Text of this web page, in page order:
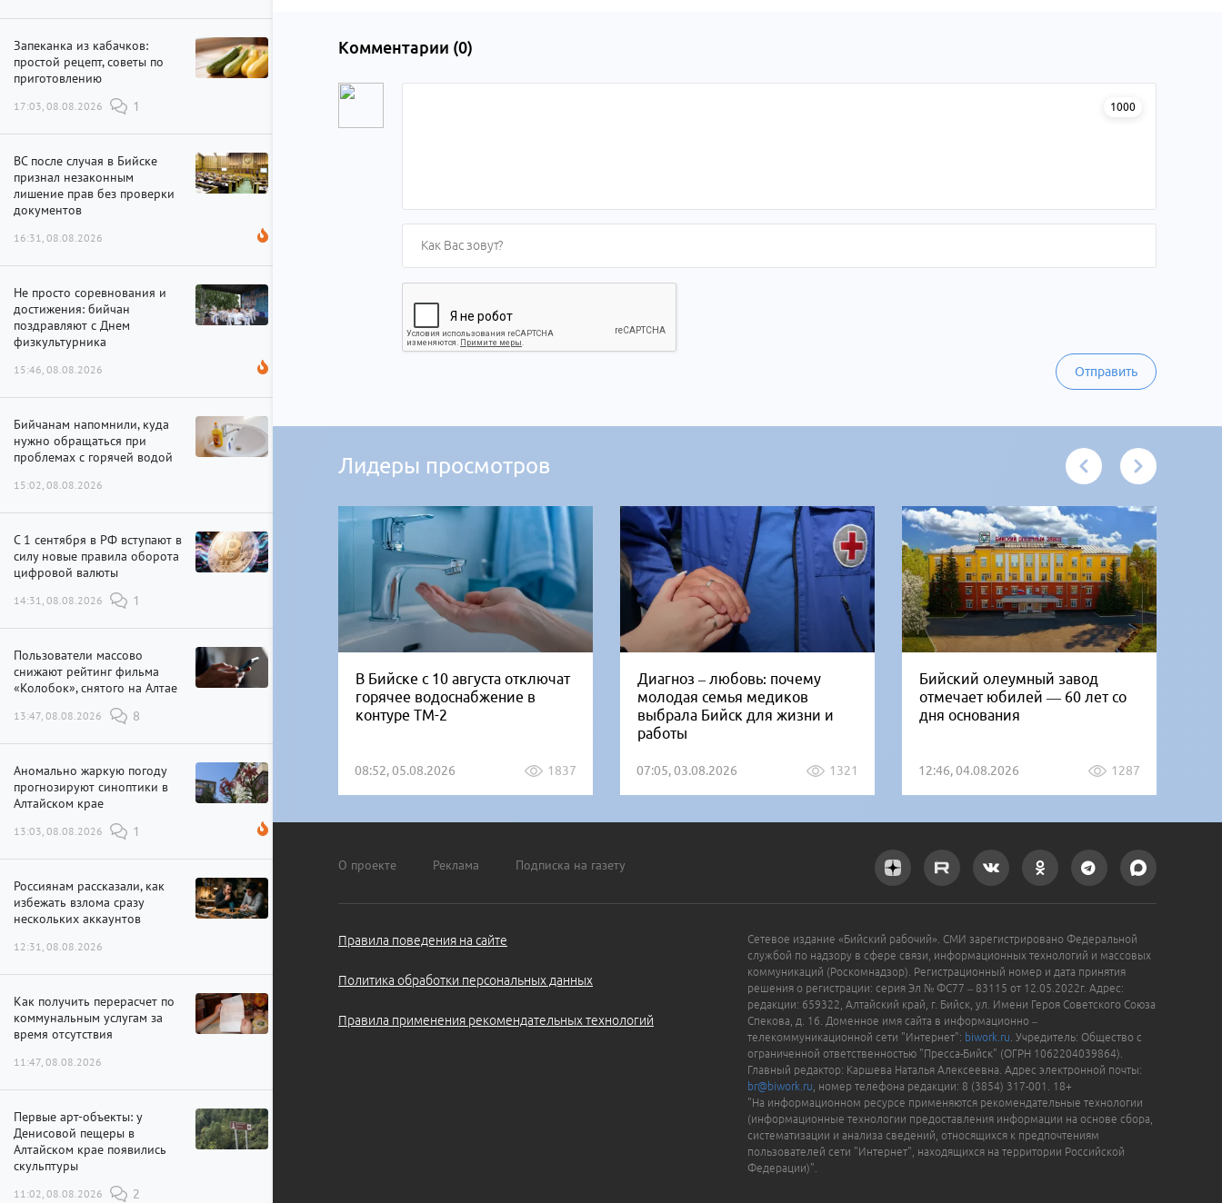
Запеканка из кабачков:
простой рецепт, советы по
приготовлению
17:03, 08.08.2026 1
ВС после случая в Бийске
признал незаконным
лишение прав без проверки
документов
16:31, 08.08.2026
Не просто соревнования и
достижения: бийчан
поздравляют с Днем
физкультурника
15:46, 08.08.2026
Бийчанам напомнили, куда
нужно обращаться при
проблемах с горячей водой
15:02, 08.08.2026
С 1 сентября в РФ вступают в
силу новые правила оборота
цифровой валюты
14:31, 08.08.2026 1
Пользователи массово
снижают рейтинг фильма
«Колобок», снятого на Алтае
13:47, 08.08.2026 8
Аномально жаркую погоду
прогнозируют синоптики в
Алтайском крае
13:03, 08.08.2026 1
Россиянам рассказали, как
избежать взлома сразу
нескольких аккаунтов
12:31, 08.08.2026
Как получить перерасчет по
коммунальным услугам за
время отсутствия
11:47, 08.08.2026
Первые арт-объекты: у
Денисовой пещеры в
Алтайском крае появились
скульптуры
11:02, 08.08.2026 2
Комментарии (0)
1000
Отправить
Лидеры просмотров
В Бийске с 10 августа отключат
горячее водоснабжение в
контуре ТМ-2
08:52, 05.08.2026 1837
Диагноз – любовь: почему
молодая семья медиков
выбрала Бийск для жизни и
работы
07:05, 03.08.2026 1321
Бийский олеумный завод
отмечает юбилей — 60 лет со
дня основания
12:46, 04.08.2026 1287
О проекте Реклама Подписка на газету
Правила поведения на сайте
Политика обработки персональных данных
Правила применения рекомендательных технологий
Сетевое издание «Бийский рабочий». СМИ зарегистрировано Федеральной
службой по надзору в сфере связи, информационных технологий и массовых
коммуникаций (Роскомнадзор). Регистрационный номер и дата принятия
решения о регистрации: серия Эл № ФС77 – 83115 от 12.05.2022г. Адрес:
редакции: 659322, Алтайский край, г. Бийск, ул. Имени Героя Советского Союза
Спекова, д. 16. Доменное имя сайта в информационно –
телекоммуникационной сети "Интернет": biwork.ru . Учредитель: Общество с
ограниченной ответственностью "Пресса-Бийск" (ОГРН 1062204039864).
Главный редактор: Каршева Наталья Алексеевна. Адрес электронной почты:
br@biwork.ru , номер телефона редакции: 8 (3854) 317-001. 18+
"На информационном ресурсе применяются рекомендательные технологии
(информационные технологии предоставления информации на основе сбора,
систематизации и анализа сведений, относящихся к предпочтениям
пользователей сети "Интернет", находящихся на территории Российской
Федерации)".